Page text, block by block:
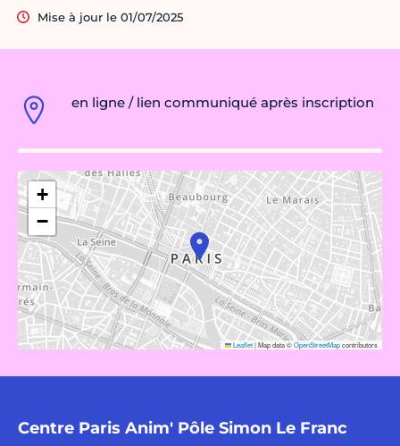
en ligne / lien communiqué après inscription
+
−
Leaflet|Map data ©OpenStreetMapcontributors
Centre Paris Anim' Pôle Simon Le Franc
Mise à jour le 01/07/2025